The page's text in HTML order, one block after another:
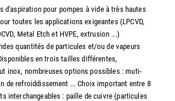
d'aspiration pour pompes à vide à très hautes
toutes les applications exigeantes (LPCVD,
Metal Etch et HVPE, extrusion ...)
quantités de particules et/ou de vapeurs
en trois tailles différentes,
inox, nombreuses options possibles : muti-
de refroiddissement ... Choix important entre 8
interchangeables : paille de cuivre (particules